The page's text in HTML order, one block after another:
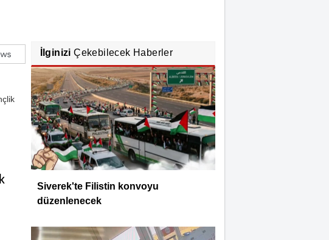
İlginizi Çekebilecek Haberler
Siverek'te Filistin konvoyu
düzenlenecek